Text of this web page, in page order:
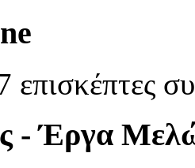
- Έργα